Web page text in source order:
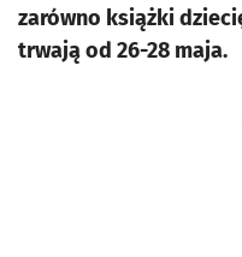
zarówno książki
trwają od 26-28 maja.